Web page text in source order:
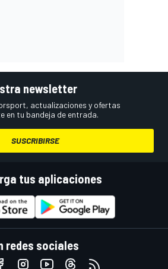
newsletter
actualizaciones y ofertas
en tu bandeja de entrada.
SUSCRIBIRSE
tus aplicaciones
redes sociales